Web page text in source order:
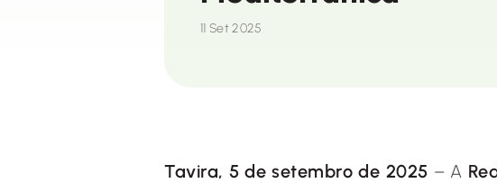
11 Set 2025
Tavira, 5 de setembro de 2025 – A